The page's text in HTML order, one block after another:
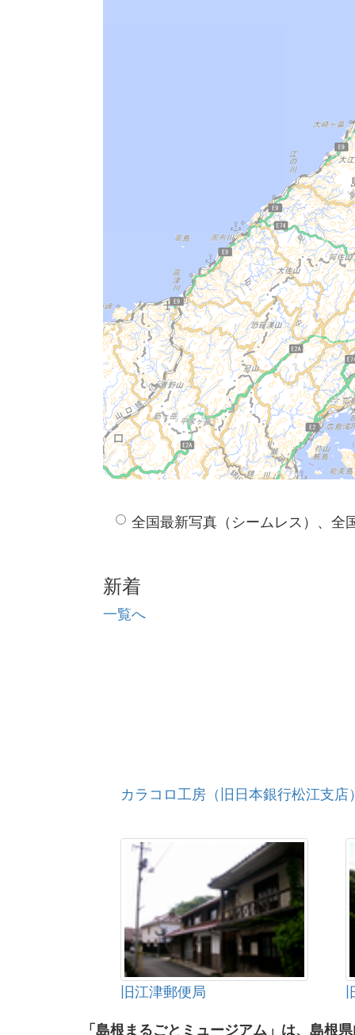
全国最新写真（シームレス）、全
新着
一覧へ
カラコロ工房（旧日本銀行松江支店
旧江津郵便局
「島根まるごとミュージアム」は、島根